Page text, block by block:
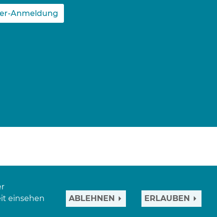
Anmeldung
einsehen
ABLEHNEN ERLAUBEN